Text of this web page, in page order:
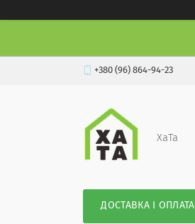
+380 (96) 864-94-23
XaTa
ДОСТАВКА І ОПЛАТА